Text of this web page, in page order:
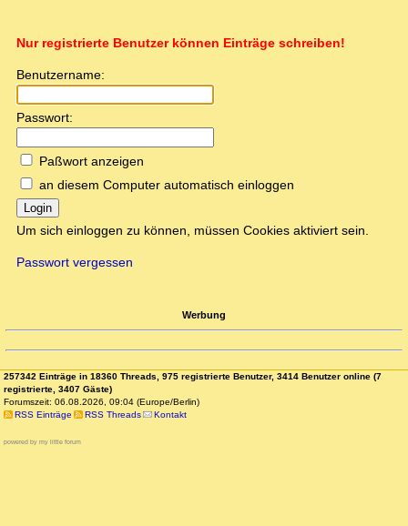
Nur registrierte Benutzer können Einträge schreiben!
Benutzername:
Passwort:
Paßwort anzeigen
an diesem Computer automatisch einloggen
Login
Um sich einloggen zu können, müssen Cookies aktiviert sein.
Passwort vergessen
Werbung
257342 Einträge in 18360 Threads, 975 registrierte Benutzer, 3414 Benutzer online (7
registrierte, 3407 Gäste)
Forumszeit: 06.08.2026, 09:04 (Europe/Berlin)
RSS Einträge
RSS Threads Kontakt
powered by my little forum